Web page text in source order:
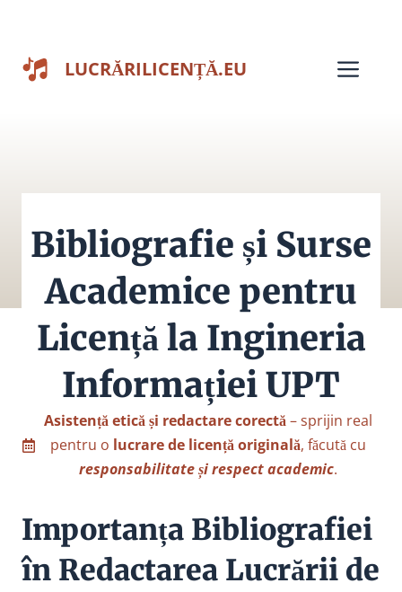
conținut
LUCRĂRILICENȚĂ.EU
Bibliografie și Surse
Academice pentru
Licență la Ingineria
Informației UPT
Asistență etică și redactare corectă– sprijin real
pentru o lucrare de licență originală, făcută cu
responsabilitate și respect academic.
Importanța Bibliografiei
în Redactarea Lucrării de